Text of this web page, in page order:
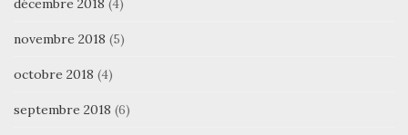
décembre 2018 (4)
novembre 2018 (5)
octobre 2018 (4)
septembre 2018 (6)